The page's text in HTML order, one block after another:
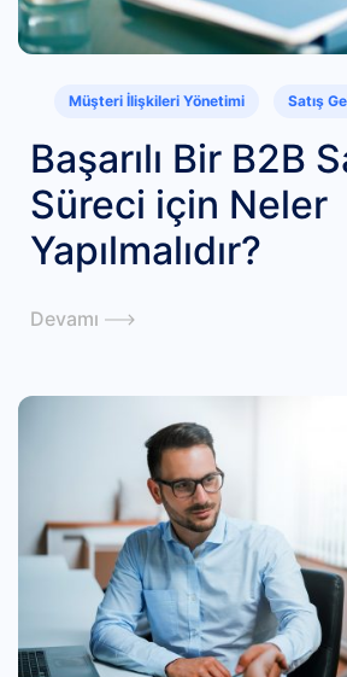
Müşteri İlişkileri Yönetimi Satış
Başarılı Bir B2B
Süreci için Neler
Yapılmalıdır?
Devamı